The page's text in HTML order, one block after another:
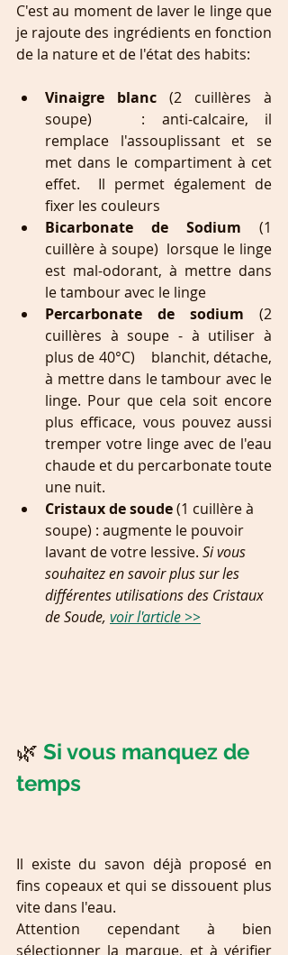
C'est au moment de laver le linge que
je rajoute des ingrédients en fonction
de la nature et de l'état des habits:
Vinaigre blanc (2 cuillères à
soupe)   : anti-calcaire, il
remplace l'assouplissant et se
met dans le compartiment à cet
effet.  Il permet également de
fixer les couleurs
Bicarbonate de Sodium (1
cuillère à soupe)  lorsque le linge
est mal-odorant, à mettre dans
le tambour avec le linge
Percarbonate de sodium (2
cuillères à soupe - à utiliser à
plus de 40°C)    blanchit, détache,
à mettre dans le tambour avec le
linge. Pour que cela soit encore
plus efficace, vous pouvez aussi
tremper votre linge avec de l'eau
chaude et du percarbonate toute
une nuit.
Cristaux de soude (1 cuillère à
soupe) : augmente le pouvoir
lavant de votre lessive. Si vous
souhaitez en savoir plus sur les
différentes utilisations des Cristaux
de Soude, voir l'article >>
🌿 Si vous manquez de
temps
Il existe du savon déjà proposé en
fins copeaux et qui se dissouent plus
vite dans l'eau.
Attention cependant à bien
sélectionner la marque, et à vérifier